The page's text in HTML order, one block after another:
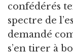
confédérés
spectre de
demandé
s’en tirer à